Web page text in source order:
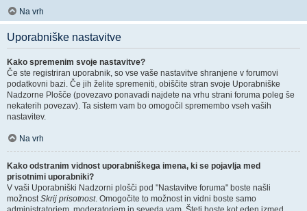
Na vrh
Uporabniške nastavitve
Kako spremenim svoje nastavitve?
Če ste registriran uporabnik, so vse vaše nastavitve shranjene v forumovi
podatkovni bazi. Če jih želite spremeniti, obiščite stran svoje Uporabniške
Nadzorne Plošče (povezavo ponavadi najdete na vrhu strani foruma poleg še
nekaterih povezav). Ta sistem vam bo omogočil spremembo vseh vaših
nastavitev.
Na vrh
Kako odstranim vidnost uporabniškega imena, ki se pojavlja med
prisotnimi uporabniki?
V vaši Uporabniški Nadzorni plošči pod "Nastavitve foruma" boste našli
možnostSkrij prisotnost. Omogočite to možnost in vidni boste samo